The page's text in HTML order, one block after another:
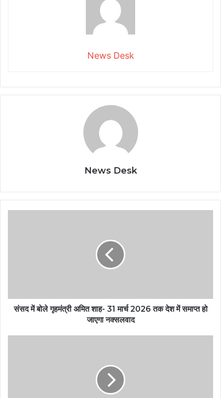
News Desk
News Desk
संसद में बोले गृहमंत्री अमित शाह- 31 मार्च 2026 तक देश में समाप्त हो
जाएगा नक्सलवाद